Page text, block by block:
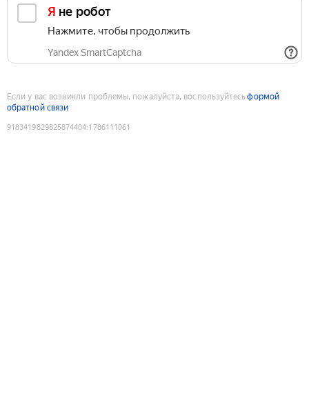
Я не робот
Нажмите, чтобы продолжить
Yandex SmartCaptcha
Если у вас возникли проблемы, пожалуйста, воспользуйтесьформой
обратной связи
9183419829825874404:1786111061